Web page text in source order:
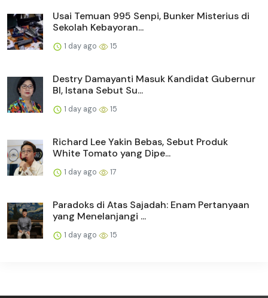
Usai Temuan 995 Senpi, Bunker Misterius di
Sekolah Kebayoran...
1 day ago 15
Destry Damayanti Masuk Kandidat Gubernur
BI, Istana Sebut Su...
1 day ago 15
Richard Lee Yakin Bebas, Sebut Produk
White Tomato yang Dipe...
1 day ago 17
Paradoks di Atas Sajadah: Enam Pertanyaan
yang Menelanjangi ...
1 day ago 15